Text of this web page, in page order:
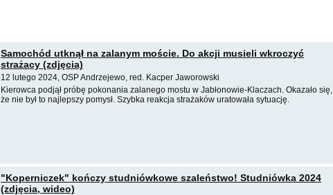
Samochód utknął na zalanym moście. Do akcji musieli wkroczyć
strażacy (zdjęcia)
12 lutego 2024, OSP Andrzejewo, red. Kacper Jaworowski
Kierowca podjął próbę pokonania zalanego mostu w Jabłonowie-Klaczach. Okazało się,
że nie był to najlepszy pomysł. Szybka reakcja strażaków uratowała sytuację.
"Koperniczek" kończy studniówkowe szaleństwo! Studniówka 2024
(zdjęcia, wideo)